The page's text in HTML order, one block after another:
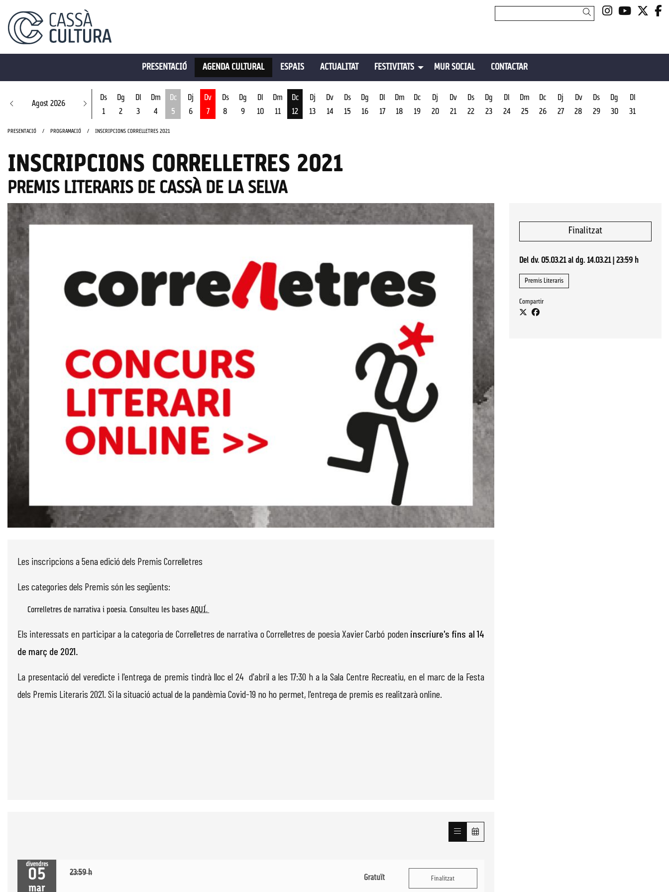
Link aLink a
Cercar
PRESENTACIÓ AGENDA CULTURAL ESPAIS ACTUALITAT FESTIVITATS MUR SOCIAL CONTACTAR
Agost 2026
Ds
1
Dg
2
Dl
3
Dm
4
Dc
5
Dj
6
Dv
7
Ds
8
Dg
9
Dl
10
Dm
11
Dc
12
Dj
13
Dv
14
Ds
15
Dg
16
Dl
17
Dm
18
Dc
19
Dj
20
Dv
21
Ds
22
Dg
23
Dl
24
Dm
25
Dc
26
Dj
27
Dv
28
Ds
29
Dg
30
Dl
31
PRESENTACIÓ PROGRAMACIÓ INSCRIPCIONS CORRELLETRES 2021
INSCRIPCIONS CORRELLETRES 2021
PREMIS LITERARIS DE CASSÀ DE LA SELVA
Finalitzat
Del dv. 05.03.21al dg. 14.03.21| 23:59 h
Premis Literaris
Compartir
Les inscripcions a 5ena edició dels Premis Correlletres
Les categories dels Premis són les següents:
Correlletres de narrativa i poesia. Consulteu les bases AQUÍ.
Els interessats en participar a la categoria de Correlletres de narrativa o Correlletres de poesia Xavier Carbó poden inscriure's fins al 14
de març de 2021.
La presentació del veredicte i l'entrega de premis tindrà lloc el 24 d'abril a les 17:30 h a la Sala Centre Recreatiu, en el marc de la Festa
dels Premis Literaris 2021. Si la situació actual de la pandèmia Covid-19 no ho permet, l'entrega de premis es realitzarà online.
divendres
05
mar
23:59 h
Gratuït Finalitzat